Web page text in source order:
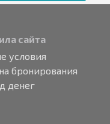
сайта
условия
бронирования
денег